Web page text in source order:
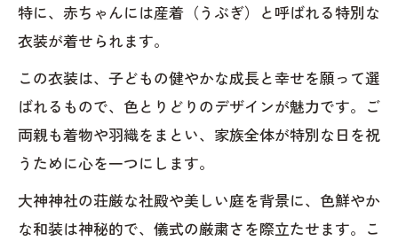
特に、赤ちゃんには産着（うぶぎ）と呼ばれる特別な
衣装が着せられます。
この衣装は、子どもの健やかな成長と幸せを願って選
ばれるもので、色とりどりのデザインが魅力です。ご
両親も着物や羽織をまとい、家族全体が特別な日を祝
うために心を一つにします。
大神神社の荘厳な社殿や美しい庭を背景に、色鮮やか
な和装は神秘的で、儀式の厳粛さを際立たせます。こ